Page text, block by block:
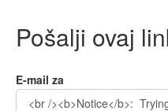
Pošalji ovaj
E-mail za